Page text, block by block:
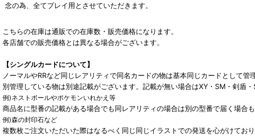
念の為、全てプレイ用とさせていただきます。
こちらの在庫は通販での在庫数・販売価格になります。
各店舗での販売価格とは異なる場合がございます。
【シングルカードについて】
ノーマルやRRなど同じレアリティで同名カードの物は基本同じカードとして管
別管理している物は別途記載がございます。記載が無い場合はXY・SM・剣盾
例)ネストボールやポケモンいれかえ等
商品名に型番の記載がある場合でも同レアリティの場合は別の型番で届く場合も
例)森の封印石など
複数枚ご注文いただいた際はなるべく同じ同じイラストでの発送を心がけてお